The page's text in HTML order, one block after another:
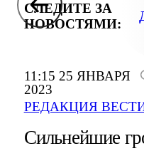
11:15 25 ЯНВАРЯ
2023
РЕДАКЦИЯ
СЛЕДИТЕ ЗА
НОВОСТЯМИ:
Сильнейшие